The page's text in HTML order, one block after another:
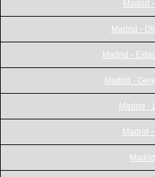
Madrid
Madrid -
Madrid -
Madrid -
Madrid -
Madrid